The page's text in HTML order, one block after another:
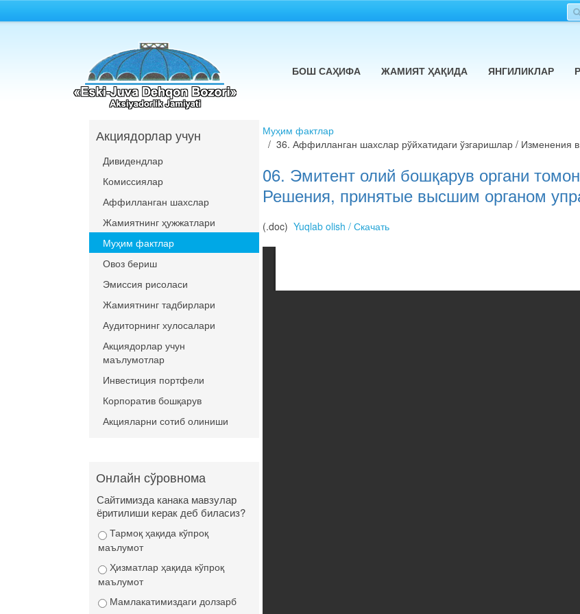
БОШ САҲИФА ЖАМИЯТ ҲАҚИДА ЯНГИЛИКЛАР
Муҳим фактлар
36. Аффилланган шахслар рўйхатидаги ўзгаришлар /
06. Эмитент олий бошқарув органи
Решения, принятые высшим органом
(.doc) Yuqlab olish / Скачать
Акциядорлар учун
Дивидендлар
Комиссиялар
Аффилланган шахслар
Жамиятнинг ҳужжатлари
Муҳим фактлар
Овоз бериш
Эмиссия рисоласи
Жамиятнинг тадбирлари
Аудиторнинг хулосалари
Акциядорлар учун
маълумотлар
Инвестиция портфели
Корпоратив бошқарув
Акцияларни сотиб олиниши
Онлайн сўровнома
Сайтимизда канака мавзулар
ёритилиши керак деб биласиз?
Тармоқ ҳақида кўпроқ
маълумот
Ҳизматлар ҳақида кўпроқ
маълумот
Мамлакатимиздаги долзарб